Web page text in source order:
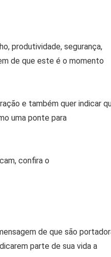
produtividade, segurança,
de que este é o momento
e também quer indicar
uma ponte para
confira o
de que são
parte de sua vida a